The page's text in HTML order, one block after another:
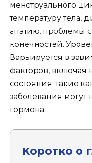
менструального
температуру тела,
апатию, проблемы
конечностей.
Варьируется в
факторов, включая
состояния, такие
заболевания могут
гормона.
Коротко о